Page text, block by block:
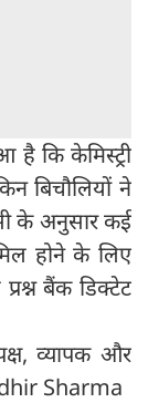
कि केमिस्ट्री
बिचौलियों ने
के अनुसार कई
होने के लिए
बैंक डिक्टेट
व्यापक और
Sharma